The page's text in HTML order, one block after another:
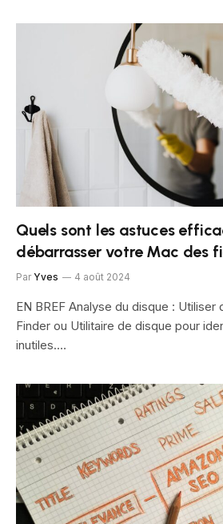
Quels sont les astuces
débarrasser votre Mac des
Par Yves 4 août 2024
EN BREF Analyse du disque :
Finder ou Utilitaire de disque pour
inutiles.…